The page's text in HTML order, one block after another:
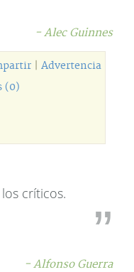
- Alec Guinnes
| Advertencia
(0)
críticos.
- Alfonso Guerra